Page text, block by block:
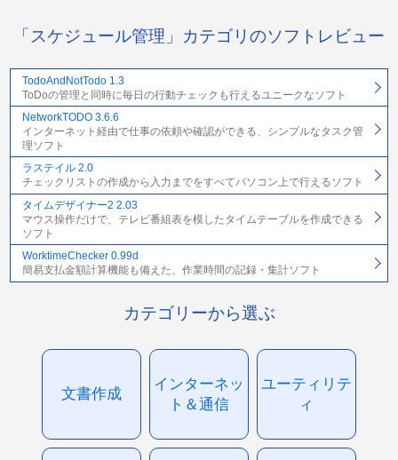
「スケジュール管理」カテゴリのソフトレビュー
TodoAndNotTodo 1.3
ToDoの管理と同時に毎日の行動チェックも行えるユニークなソフト
NetworkTODO 3.6.6
インターネット経由で仕事の依頼や確認ができる、シンプルなタスク管
理ソフト
ラステイル 2.0
チェックリストの作成から入力までをすべてパソコン上で行えるソフト
タイムデザイナー2 2.03
マウス操作だけで、テレビ番組表を模したタイムテーブルを作成できる
ソフト
WorktimeChecker 0.99d
簡易支払金額計算機能も備えた、作業時間の記録・集計ソフト
カテゴリーから選ぶ
文書作成
インターネッ
ト＆通信
ユーティリテ
ィ